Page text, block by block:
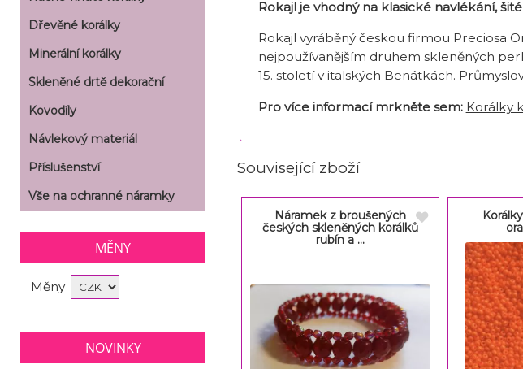
Rokajl je vhodný na klasické navlékání,
Rokajl vyráběný českou firmou Preciosa
nejpoužívanějším druhem skleněných
15. století v italských Benátkách.
Pro více informací mrkněte sem: Korálky
Související zboží
Náramek z broušených
českých skleněných korálků
rubín a ...
Dřevěné korálky
Minerální korálky
Skleněné drtě dekorační
Kovodíly
Návlekový materiál
Příslušenství
Vše na ochranné náramky
MĚNY
Měny
NOVINKY